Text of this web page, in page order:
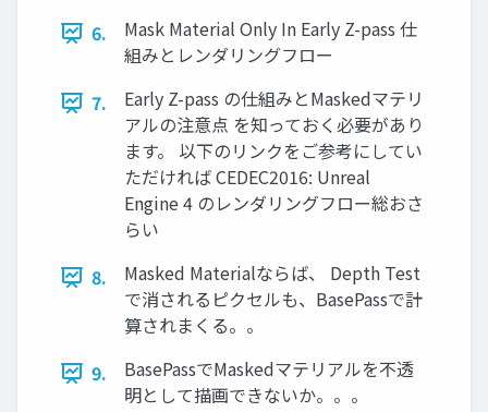
6.
Mask Material Only In Early Z-pass 仕
組みとレンダリングフロー
7.
Early Z-pass の仕組みとMaskedマテリ
アルの注意点 を知っておく必要があり
ます。 以下のリンクをご参考にしてい
ただければ CEDEC2016: Unreal
Engine 4 のレンダリングフロー総おさ
らい
8.
Masked Materialならば、 Depth Test
で消されるピクセルも、BasePassで計
算されまくる。。
9.
BasePassでMaskedマテリアルを不透
明として描画できないか。。。